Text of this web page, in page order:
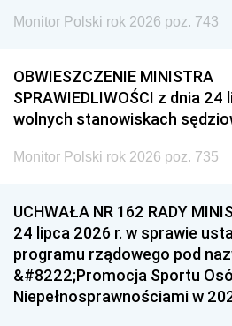
Monitor Polski rok 2026 poz. 743
OBWIESZCZENIE MINISTRA
SPRAWIEDLIWOŚCI z dnia 24
wolnych stanowiskach
Monitor Polski rok 2026 poz. 735
UCHWAŁA NR 162 RADY
24 lipca 2026 r. w sprawie
programu rządowego pod
&#8222;Promocja Sportu
Niepełnosprawnościami w